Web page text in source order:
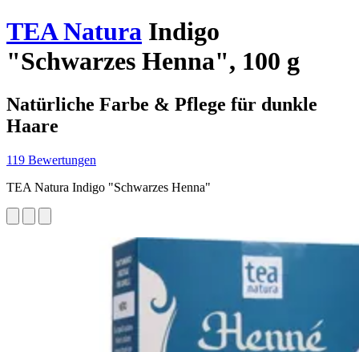
TEA Natura Indigo
"Schwarzes Henna", 100 g
Natürliche Farbe & Pflege für dunkle
Haare
119 Bewertungen
TEA Natura Indigo "Schwarzes Henna"